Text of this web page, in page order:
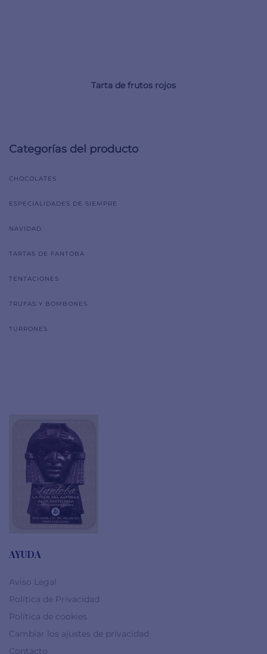
Tarta de frutos rojos
Categorías del producto
CHOCOLATES
ESPECIALIDADES DE SIEMPRE
NAVIDAD
TARTAS DE FANTOBA
TENTACIONES
TRUFAS Y BOMBONES
TURRONES
AYUDA
Aviso Legal
Política de Privacidad
Política de cookies
Cambiar los ajustes de privacidad
Contacto